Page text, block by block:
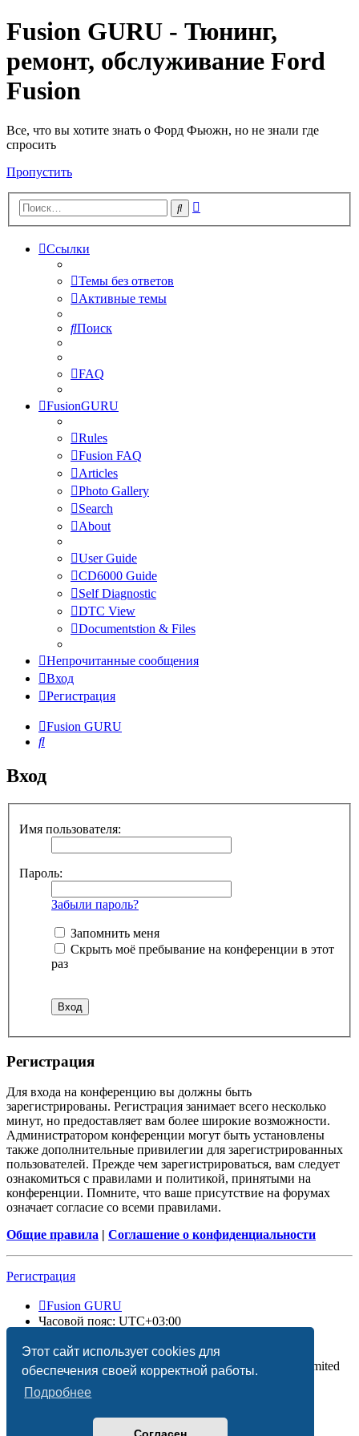
Этот сайт использует cookies для
обеспечения своей корректной работы.
Подробнее
Fusion GURU - Тюнинг,
ремонт, обслуживание Ford
Fusion
Все, что вы хотите знать о Форд Фьюжн, но не знали где
спросить
Пропустить
Поиск
Ссылки
Темы без ответов
Активные темы
Поиск
FAQ
FusionGURU
Rules
Fusion FAQ
Articles
Photo Gallery
Search
About
User Guide
CD6000 Guide
Self Diagnostic
DTC View
Documentstion & Files
Непрочитанные сообщения
Вход
Регистрация
Fusion GURU
Поиск
Вход
Имя пользователя:
Пароль:
Забыли пароль?
Запомнить меня
Скрыть моё пребывание на конференции в этот
раз
Регистрация
Для входа на конференцию вы должны быть
зарегистрированы. Регистрация занимает всего несколько
минут, но предоставляет вам более широкие возможности.
Администратором конференции могут быть установлены
также дополнительные привилегии для зарегистрированных
пользователей. Прежде чем зарегистрироваться, вам следует
ознакомиться с правилами и политикой, принятыми на
конференции. Помните, что ваше присутствие на форумах
означает согласие со всеми правилами.
Общие правила | Соглашение о конфиденциальности
Регистрация
Fusion GURU
Часовой пояс: UTC+03:00
Создано на основеphpBB® Forum Software © phpBB Limited